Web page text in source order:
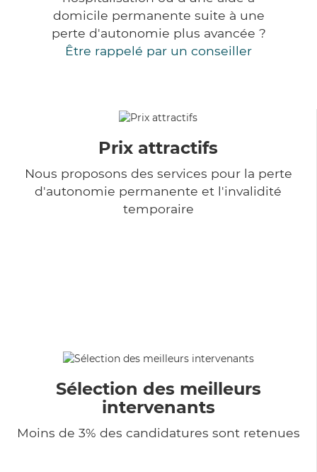
domicile permanente suite à une
perte d'autonomie plus avancée ?
Être rappelé par un conseiller
Prix attractifs
Nous proposons des services pour la perte
d'autonomie permanente et l'invalidité
temporaire
Sélection des meilleurs
intervenants
Moins de 3% des candidatures sont retenues